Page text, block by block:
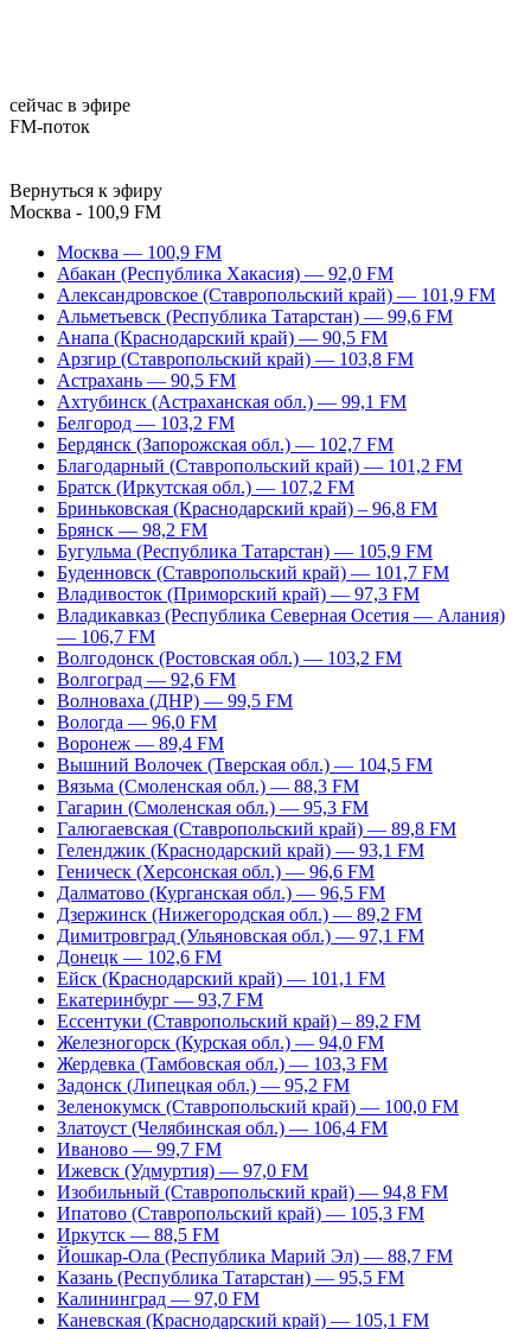
сейчас в эфире
FM-поток
Вернуться к эфиру
Москва - 100,9 FM
Москва — 100,9 FM
Абакан (Республика Хакасия) — 92,0 FM
Александровское (Ставропольский край) — 101,9 FM
Альметьевск (Республика Татарстан) — 99,6 FM
Анапа (Краснодарский край) — 90,5 FM
Арзгир (Ставропольский край) — 103,8 FM
Астрахань — 90,5 FM
Ахтубинск (Астраханская обл.) — 99,1 FM
Белгород — 103,2 FM
Бердянск (Запорожская обл.) — 102,7 FM
Благодарный (Ставропольский край) — 101,2 FM
Братск (Иркутская обл.) — 107,2 FM
Бриньковская (Краснодарский край) – 96,8 FM
Брянск — 98,2 FM
Бугульма (Республика Татарстан) — 105,9 FM
Буденновск (Ставропольский край) — 101,7 FM
Владивосток (Приморский край) — 97,3 FM
Владикавказ (Республика Северная Осетия — Алания)
— 106,7 FM
Волгодонск (Ростовская обл.) — 103,2 FM
Волгоград — 92,6 FM
Волноваха (ДНР) — 99,5 FM
Вологда — 96,0 FM
Воронеж — 89,4 FM
Вышний Волочек (Тверская обл.) — 104,5 FM
Вязьма (Смоленская обл.) — 88,3 FM
Гагарин (Смоленская обл.) — 95,3 FM
Галюгаевская (Ставропольский край) — 89,8 FM
Геленджик (Краснодарский край) — 93,1 FM
Геническ (Херсонская обл.) — 96,6 FM
Далматово (Курганская обл.) — 96,5 FM
Дзержинск (Нижегородская обл.) — 89,2 FM
Димитровград (Ульяновская обл.) — 97,1 FM
Донецк — 102,6 FM
Ейск (Краснодарский край) — 101,1 FM
Екатеринбург — 93,7 FM
Ессентуки (Ставропольский край) – 89,2 FM
Железногорск (Курская обл.) — 94,0 FM
Жердевка (Тамбовская обл.) — 103,3 FM
Задонск (Липецкая обл.) — 95,2 FM
Зеленокумск (Ставропольский край) — 100,0 FM
Златоуст (Челябинская обл.) — 106,4 FM
Иваново — 99,7 FM
Ижевск (Удмуртия) — 97,0 FM
Изобильный (Ставропольский край) — 94,8 FM
Ипатово (Ставропольский край) — 105,3 FM
Иркутск — 88,5 FM
Йошкар-Ола (Республика Марий Эл) — 88,7 FM
Казань (Республика Татарстан) — 95,5 FM
Калининград — 97,0 FM
Каневская (Краснодарский край) — 105,1 FM